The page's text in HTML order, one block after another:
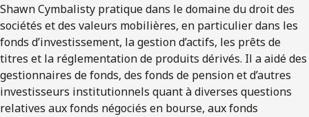
Shawn Cymbalisty pratique dans le domaine du droit des
sociétés et des valeurs mobilières, en particulier dans les
fonds d’investissement, la gestion d’actifs, les prêts de
titres et la réglementation de produits dérivés. Il a aidé des
gestionnaires de fonds, des fonds de pension et d’autres
investisseurs institutionnels quant à diverses questions
relatives aux fonds négociés en bourse, aux fonds